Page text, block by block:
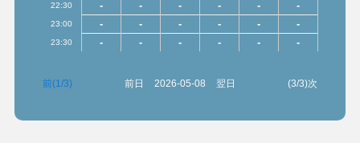
22:30 - - - - - -
23:00 - - - - - -
23:30 - - - - - -
前(1/3) 前日 2026-05-08 翌日 (3/3)次